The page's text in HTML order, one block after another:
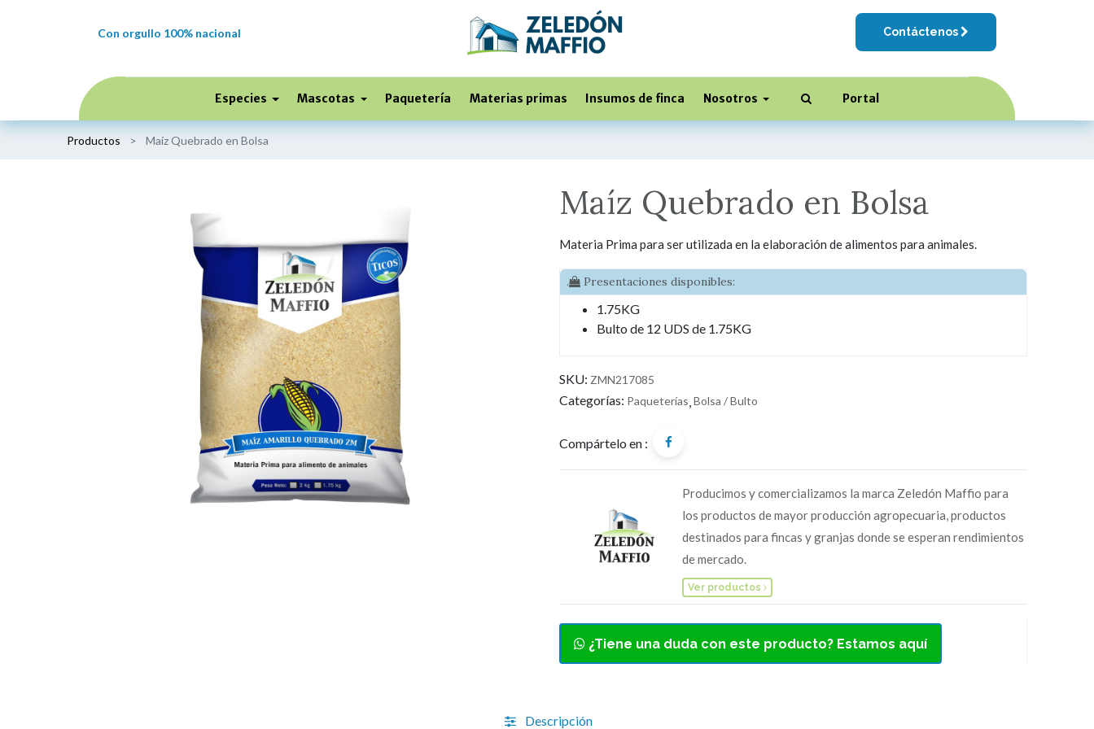
Con orgullo 100% nacional Contáctenos
Especies Mascotas Paquetería Materias primas Insumos de finca Nosotros Portal
Productos Maíz Quebrado en Bolsa
Maíz Quebrado en Bolsa
Materia Prima para ser utilizada en la elaboración de alimentos para animales.
. Presentaciones disponibles:
1.75KG
Bulto de 12 UDS de 1.75KG
SKU: ZMN217085
Categorías: Paqueterías Bolsa / Bulto
Compártelo en :
Producimos y comercializamos la marca Zeledón Maffio para
los productos de mayor producción agropecuaria, productos
destinados para fincas y granjas donde se esperan rendimientos
de mercado.
Ver productos
¿Tiene una duda con este producto? Estamos aquí
Descripción